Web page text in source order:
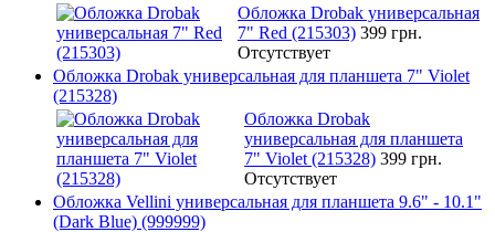
Обложка Drobak универсальная
7" Red (215303) 399 грн.
Отсутствует
Обложка Drobak универсальная для планшета 7" Violet
(215328)
Обложка Drobak
универсальная для планшета
7" Violet (215328) 399 грн.
Отсутствует
Обложка Vellini универсальная для планшета 9.6" - 10.1"
(Dark Blue) (999999)